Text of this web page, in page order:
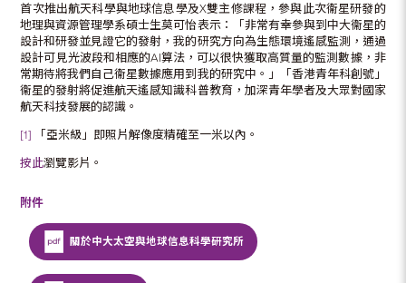
首次推出航天科學與地球信息學及X雙主修課程，參與此次衞星研發的
地理與資源管理學系碩士生莫可怡表示：「非常有幸參與到中大衞星的
設計和研發並見證它的發射，我的研究方向為生態環境遙感監測，通過
設計可見光波段和相應的AI算法，可以很快獲取高質量的監測數據，非
常期待將我們自己衞星數據應用到我的研究中。」「香港青年科創號」
衞星的發射將促進航天遙感知識科普教育，加深青年學者及大眾對國家
航天科技發展的認識。
[1] 「亞米級」即照片解像度精確至一米以內。
按此瀏覽影片。
附件
關於中大太空與地球信息科學研究所